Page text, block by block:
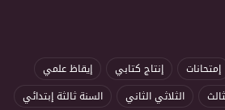
إمتحانات إنتاج كتابي
إيقاظ علمي
الثلاثي الثاني
السنة ثالثة إبتدائي